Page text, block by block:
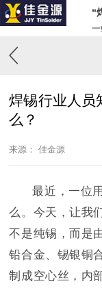
“
焊锡行业人员
么？
来源： 佳金源
最近，一位
么。今天，让我
不是纯锡，而是
铅合金、锡银铜
制成空心丝，内